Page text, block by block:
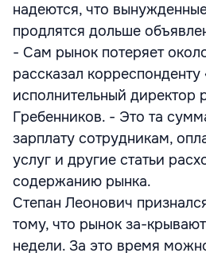
надеются, что
продлятся дольше
- Сам рынок потеряет
рассказал
исполнительный директор
Гребенников. - Это та
зарплату сотрудникам,
услуг и другие статьи
содержанию рынка.
Степан Леонович
тому, что рынок за-
недели. За это время